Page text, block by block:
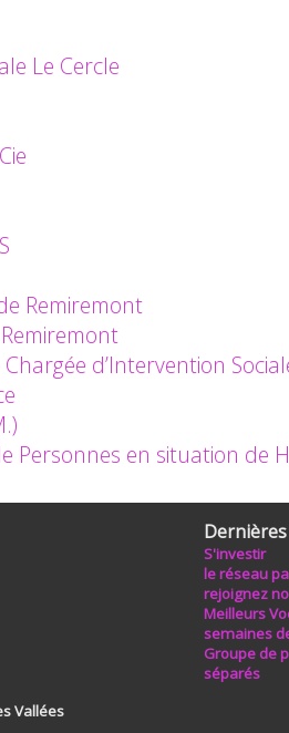
Le Cercle
Remiremont
Chargée d’Intervention
Personnes en situation de
S'investir
le réseau
rejoignez
Meilleurs
semaines
Groupe de
séparés
Vallées